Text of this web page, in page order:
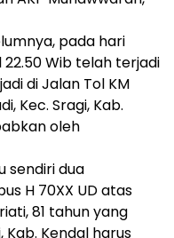
pada hari
Wib telah terjadi
di Jalan Tol KM
Kec. Sragi, Kab.
oleh
sendiri dua
H 70XX UD atas
81 tahun yang
Kendal harus